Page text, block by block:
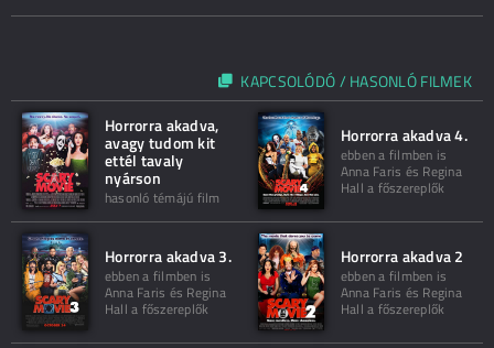
KAPCSOLÓDÓ / HASONLÓ FILMEK
Horrorra akadva,
avagy tudom kit
ettél tavaly
nyárson
hasonló témájú film
Horrorra akadva 4.
ebben a filmben is
Anna Faris és Regina
Hall a főszereplők
Horrorra akadva 3.
ebben a filmben is
Anna Faris és Regina
Hall a főszereplők
Horrorra akadva 2
ebben a filmben is
Anna Faris és Regina
Hall a főszereplők